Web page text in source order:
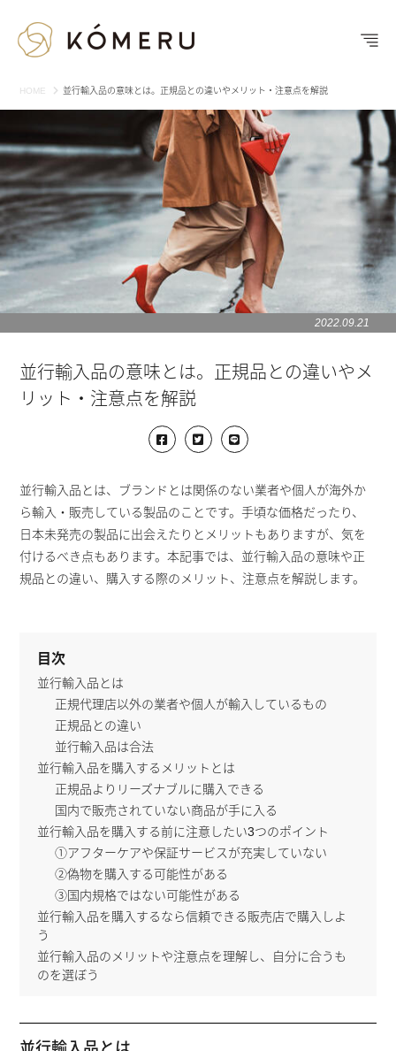
HOME 並行輸入品の意味とは。正規品との違いやメリット・注意点を解説
2022.09.21
並行輸入品の意味とは。正規品との違いやメ
リット・注意点を解説
並行輸入品とは、ブランドとは関係のない業者や個人が海外か
ら輸入・販売している製品のことです。手頃な価格だったり、
日本未発売の製品に出会えたりとメリットもありますが、気を
付けるべき点もあります。本記事では、並行輸入品の意味や正
規品との違い、購入する際のメリット、注意点を解説します。
目次
並行輸入品とは
正規代理店以外の業者や個人が輸入しているもの
正規品との違い
並行輸入品は合法
並行輸入品を購入するメリットとは
正規品よりリーズナブルに購入できる
国内で販売されていない商品が手に入る
並行輸入品を購入する前に注意したい3つのポイント
①アフターケアや保証サービスが充実していない
②偽物を購入する可能性がある
③国内規格ではない可能性がある
並行輸入品を購入するなら信頼できる販売店で購入しよ
う
並行輸入品のメリットや注意点を理解し、自分に合うも
のを選ぼう